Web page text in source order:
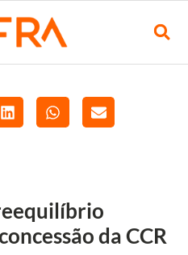
da CCR